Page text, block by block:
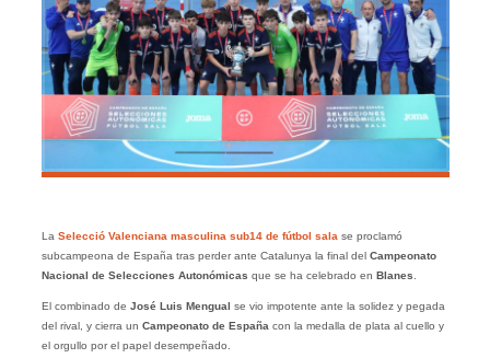
La Selecció Valenciana masculina sub14 de fútbol sala se proclamó
subcampeona de España tras perder ante Catalunya la final del Campeonato
Nacional de Selecciones Autonómicas que se ha celebrado en Blanes
El combinado de José Luis Mengual se vio impotente ante la solidez y pegada
del rival, y cierra un Campeonato de España con la medalla de plata al cuello y
el orgullo por el papel desempeñado.